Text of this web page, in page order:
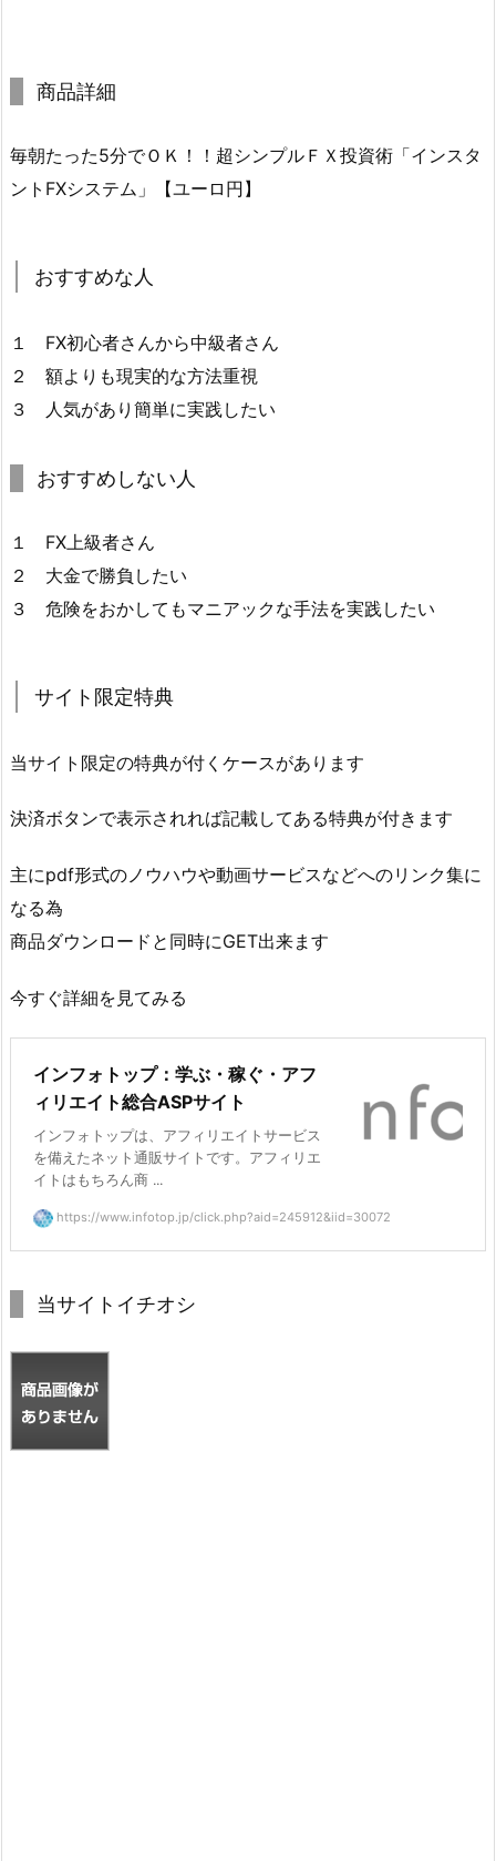
商品詳細
毎朝たった5分でＯＫ！！超シンプルＦＸ投資術「インスタ
ントFXシステム」【ユーロ円】
おすすめな人
１ FX初心者さんから中級者さん
２ 額よりも現実的な方法重視
３ 人気があり簡単に実践したい
おすすめしない人
１ FX上級者さん
２ 大金で勝負したい
３ 危険をおかしてもマニアックな手法を実践したい
サイト限定特典
当サイト限定の特典が付くケースがあります
決済ボタンで表示されれば記載してある特典が付きます
主にpdf形式のノウハウや動画サービスなどへのリンク集に
なる為
商品ダウンロードと同時にGET出来ます
今すぐ詳細を見てみる
インフォトップ：学ぶ・稼ぐ・アフ
ィリエイト総合ASPサイト
インフォトップは、アフィリエイトサービス
を備えたネット通販サイトです。アフィリエ
イトはもちろん商 ...
https://www.infotop.jp/click.php?aid=245912&iid=30072
当サイトイチオシ